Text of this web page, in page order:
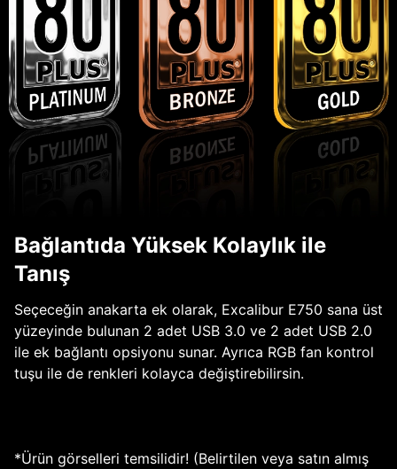
Bağlantıda Yüksek Kolaylık ile
Tanış
Seçeceğin anakarta ek olarak, Excalibur E750 sana üst
yüzeyinde bulunan 2 adet USB 3.0 ve 2 adet USB 2.0
ile ek bağlantı opsiyonu sunar. Ayrıca RGB fan kontrol
tuşu ile de renkleri kolayca değiştirebilirsin.
*Ürün görselleri temsilidir! (Belirtilen veya satın almış